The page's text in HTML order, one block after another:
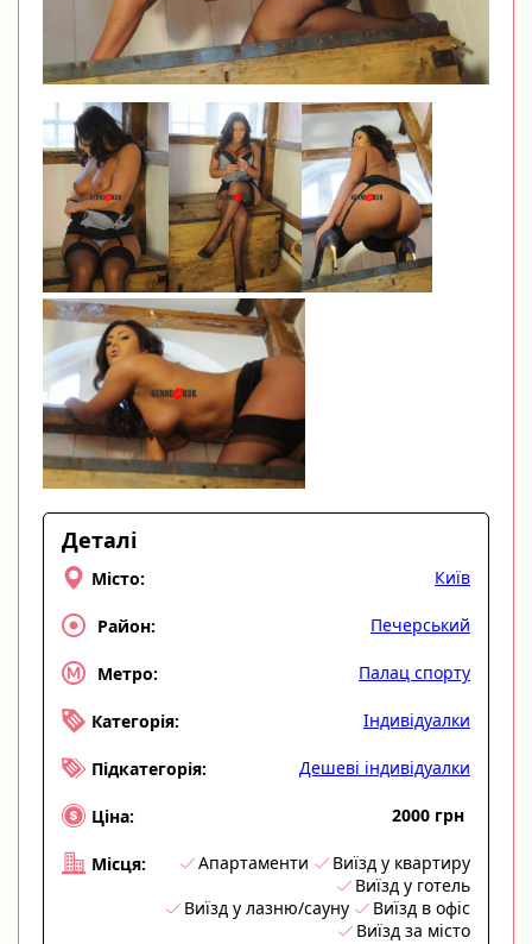
Деталі
Місто: Київ
Район: Печерський
Метро: Палац спорту
Категорія: Індивідуалки
Підкатегорія: Дешеві індивідуалки
Ціна: 2000 грн
Місця: Апартаменти
Виїзд у квартиру
Виїзд у готель
Виїзд у лазню/сауну
Виїзд в офіс
Виїзд за місто